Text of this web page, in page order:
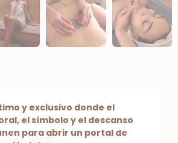
y exclusivo donde el
el símbolo y el descanso
para abrir un portal de